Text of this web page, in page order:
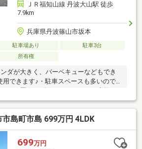
ＪＲ福知山線 丹波大山駅 徒歩
7.9km
兵庫県丹波篠山市坂本
駐車場あり
駐車3台
所有権
ダが大きく、バーベキューなどもでき
できます♪・駐車スペースも多いので、
トイレ交換、洗面化粧台交換・1階フロ
交換済■ローンについて・様々な銀行と
、金利の比較ができます！・資金計
軽にご相談下さい♪
島町市島 699万円 4LDK
699万円